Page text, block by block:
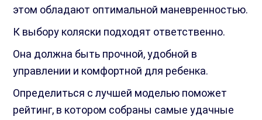
этом обладают оптимальной маневренностью.
К выбору коляски подходят ответственно.
Она должна быть прочной, удобной в
управлении и комфортной для ребенка.
Определиться с лучшей моделью поможет
рейтинг, в котором собраны самые удачные